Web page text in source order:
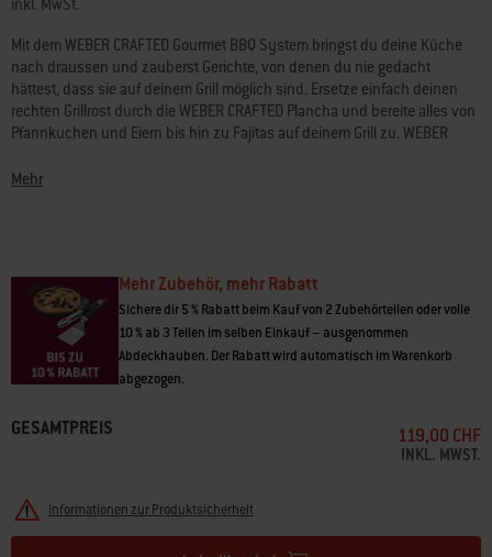
durchschnittlicher
Bewertungswert.
Read
798
Reviews.
Link
zur
gleichen
inkl. MwSt.
Mit dem WEBER CRAFTED Gourmet BBQ System bringst du deine Küche
nach draussen und zauberst Gerichte, von denen du nie gedacht
hättest, dass sie auf deinem Grill möglich sind. Ersetze einfach deinen
rechten Grillrost durch die WEBER CRAFTED Plancha und bereite alles von
Pfannkuchen und Eiern bis hin zu Fajitas auf deinem Grill zu. WEBER
• Bereite auf der grossen, ebenen Fläche Pfannkuchen, Eier bis hin zu
Fajitas zu
• WEBER CRAFTED Basis-Rahmen und Roste erforderlich
• Bessere Wärmespeicherung durch porzellanemailliertes Gusseisen
• Der geriffelte Rand hält Öl und Gewürze auf der Plancha
Mehr
Mehr Zubehör, mehr Rabatt
Sichere dir 5 % Rabatt beim Kauf von 2 Zubehörteilen oder volle
10 % ab 3 Teilen im selben Einkauf – ausgenommen
Abdeckhauben. Der Rabatt wird automatisch im Warenkorb
abgezogen.
GESAMTPREIS 119,00 CHF
INKL. MWST.
Informationen zur Produktsicherheit